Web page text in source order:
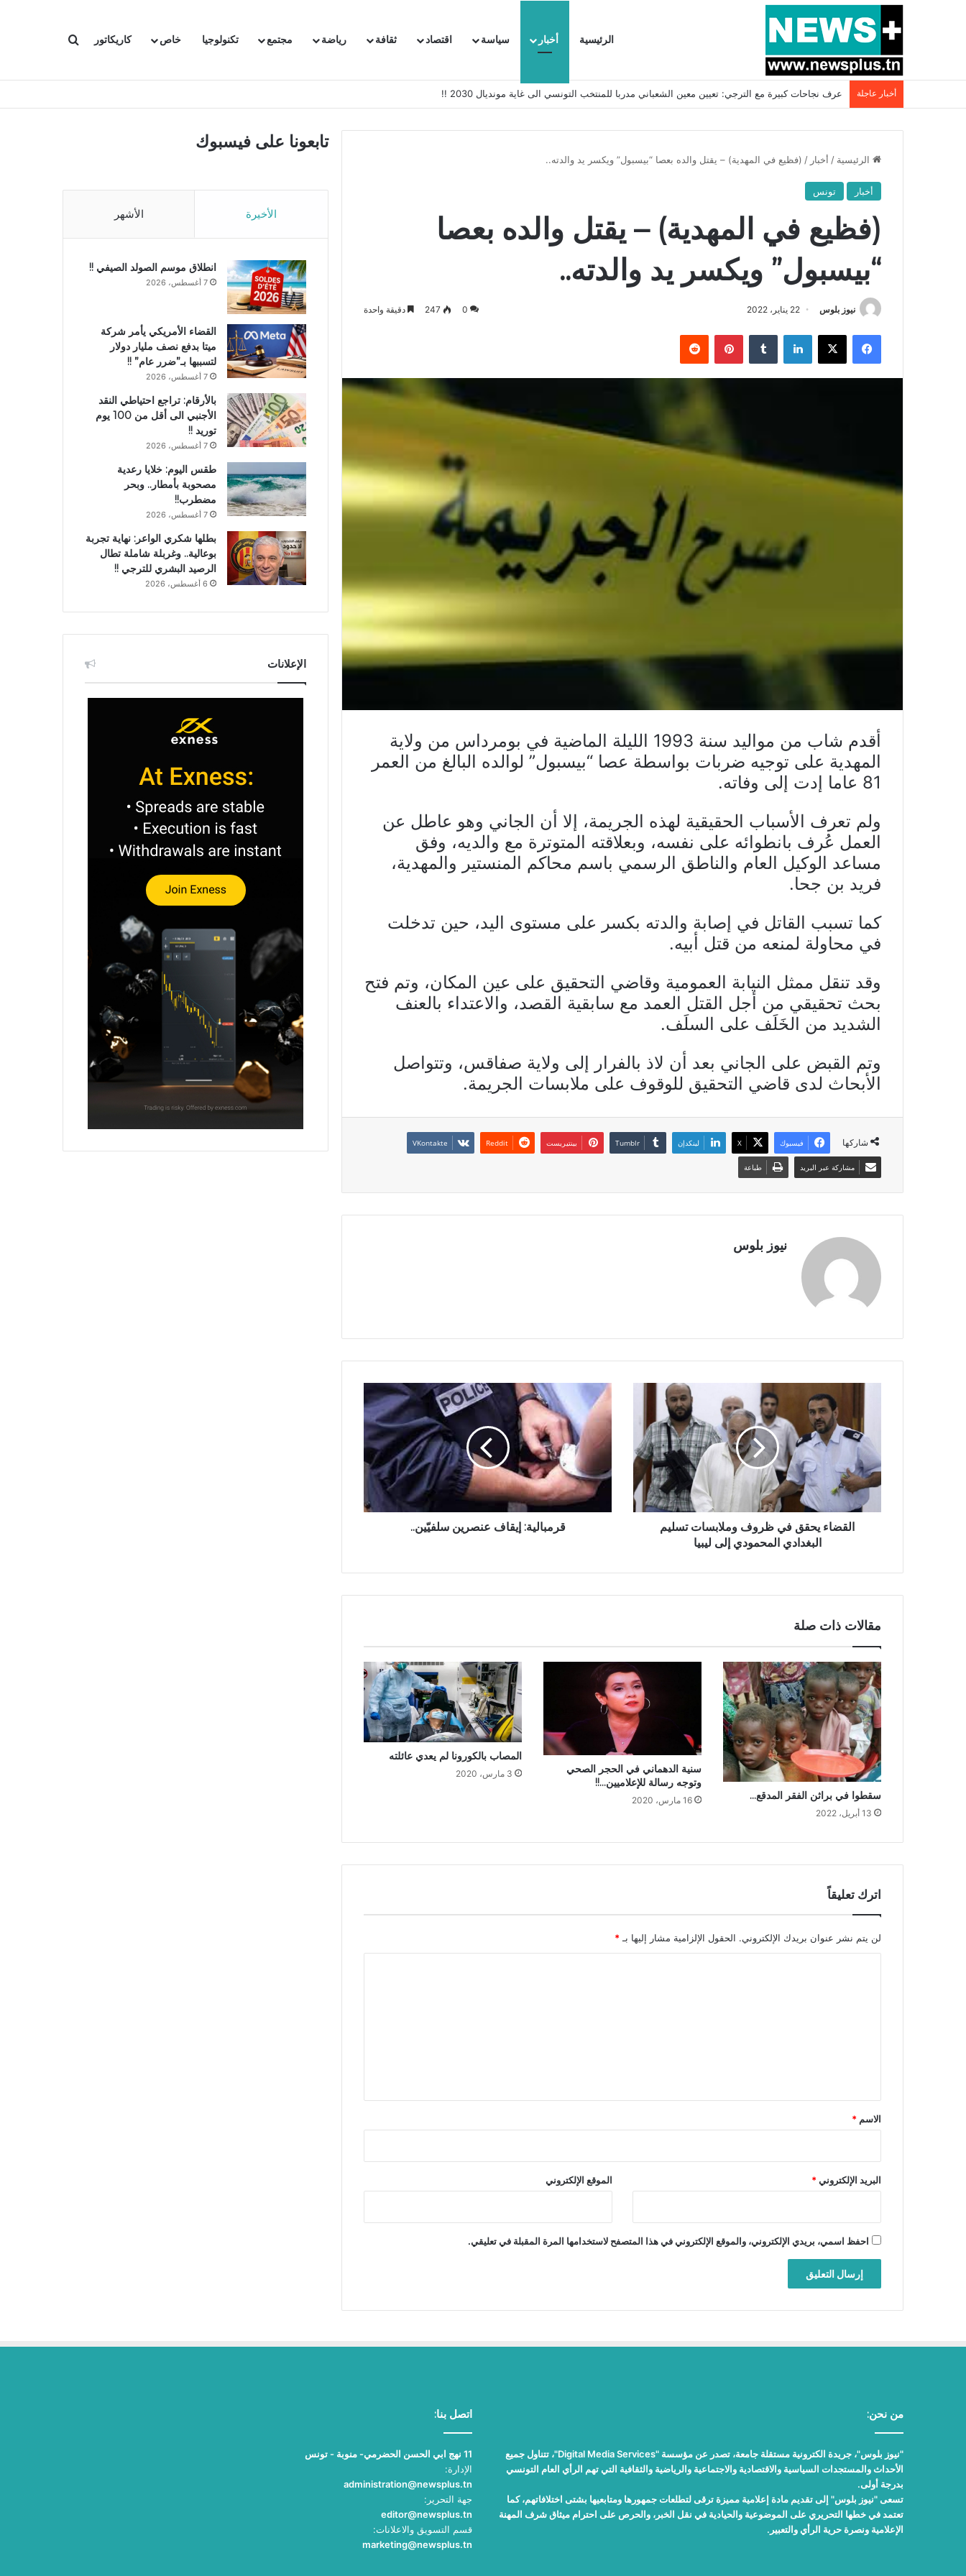
الرئيسية أخبار سياسة اقتصاد ثقافة رياضة مجتمع تكنولوجيا خاص كاريكاتور بحث عن
أخبار عاجلة بسبب المرزوقي وبتكليف من سعيّد: الخارجية تستدعي السفيرة الفرنسية بتونس وتبلغها احتجاجا شديد اللهجة !!
الرئيسية / أخبار / (فظيع في المهدية) – يقتل والده بعصا “بيسبول” ويكسر يد والدته..
أخبار تونس
(فظيع في المهدية) – يقتل والده بعصا
“بيسبول” ويكسر يد والدته..
نيوز بلوس 22 يناير، 2022 0
247 دقيقة واحدة
فيسبوك X لينكدإن بينتيريست
أقدم شاب من مواليد سنة 1993 الليلة الماضية في بومرداس من ولاية
المهدية على توجيه ضربات بواسطة عصا “بيسبول” لوالده البالغ من العمر
81 عاما إدت إلى وفاته.
ولم تعرف الأسباب الحقيقية لهذه الجريمة، إلا أن الجاني وهو عاطل عن
العمل عُرف بانطوائه على نفسه، وبعلاقته المتوترة مع والديه، وفق
مساعد الوكيل العام والناطق الرسمي باسم محاكم المنستير والمهدية،
فريد بن جحا.
كما تسبب القاتل في إصابة والدته بكسر على مستوى اليد، حين تدخلت
في محاولة لمنعه من قتل أبيه.
وقد تنقل ممثل النيابة العمومية وقاضي التحقيق على عين المكان، وتم فتح
بحث تحقيقي من أجل القتل العمد مع سابقية القصد، والاعتداء بالعنف
الشديد من الخَلَف على السلَف.
وتم القبض على الجاني بعد أن لاذ بالفرار إلى ولاية صفاقس، وتتواصل
الأبحاث لدى قاضي التحقيق للوقوف على ملابسات الجريمة.
شاركها فيسبوك X لينكدإن بينتيريست
مشاركة عبر البريد طباعة
نيوز بلوس
القضاء يحقق في ظروف وملابسات تسليم
البغدادي المحمودي إلى ليبيا
قرمبالية: إيقاف عنصرين سلفيّين..
مقالات ذات صلة
سقطوا في براثن الفقر المدقع…
13 أبريل، 2022
سنية الدهماني في الحجر الصحي
وتوجه رسالة للإعلاميين…!!
16 مارس، 2020
المصاب بالكورونا لم يعدي عائلته
3 مارس، 2020
اترك تعليقاً
لن يتم نشر عنوان بريدك الإلكتروني. الحقول الإلزامية مشار إليها بـ *
*
الاسم *
البريد الإلكتروني* الموقع الإلكتروني
احفظ اسمي، بريدي الإلكتروني، والموقع الإلكتروني في هذا المتصفح لاستخدامها المرة المقبلة في تعليقي.
تابعونا على فيسبوك
الأخيرة الأشهر
انطلاق موسم الصولد الصيفي !!
7 أغسطس، 2026
القضاء الأمريكي يأمر شركة
ميتا بدفع نصف مليار دولار
لتسببها بـ”ضرر عام” !!
7 أغسطس، 2026
بالأرقام: تراجع احتياطي النقد
الأجنبي الى أقل من 100 يوم
توريد !!
7 أغسطس، 2026
طقس اليوم: خلايا رعدية
مصحوبة بأمطار.. وبحر
مضطرب!!
7 أغسطس، 2026
بطلها شكري الواعر: نهاية تجربة
بوعالية.. وغربلة شاملة تطال
الرصيد البشري للترجي !!
6 أغسطس، 2026
الإعلانات
من نحن:
"نيوز بلوس"، جريدة الكترونية مستقلة جامعة، تصدر عن مؤسسة "Digital Media Services"، تتناول جميع
الأحداث والمستجدات السياسية والاقتصادية والاجتماعية والرياضية والثقافية التي تهم الرأي العام التونسي
بدرجة أولى.
تسعى "نيوز بلوس" إلى تقديم مادة إعلامية مميزة ترقى لتطلعات جمهورها ومتابعيها بشتى اختلافاتهم، كما
تعتمد في خطها التحريري على الموضوعية والحيادية في نقل الخبر، والحرص على احترام ميثاق شرف المهنة
الإعلامية ونصرة حرية الرأي والتعبير.
اتصل بنا:
11 نهج ابي الحسن الحضرمي- منوبة - تونس
الإدارة:
administration@newsplus.tn
جهة التحرير:
editor@newsplus.tn
قسم التسويق والاعلانات:
marketing@newsplus.tn